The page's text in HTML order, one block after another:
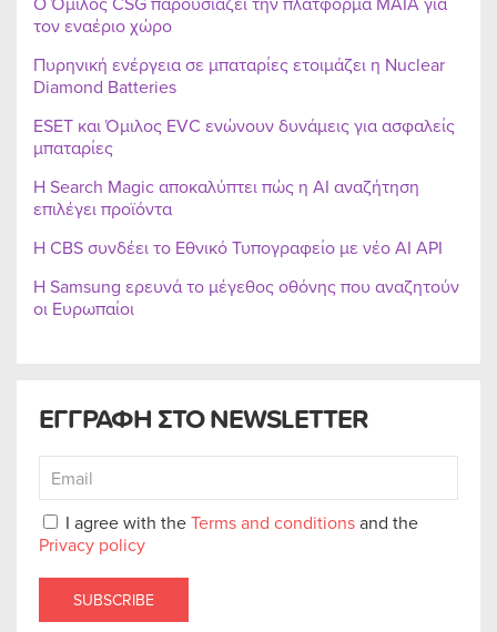
ΕΓΓΡΑΦΗ ΣΤΟ NEWSLETTER
I agree with theTerms and conditionsand the
Privacy policy
SUBSCRIBE
τον εναέριο χώρο
Πυρηνική ενέργεια σε μπαταρίες ετοιμάζει η Nuclear
Diamond Batteries
ESET και Όμιλος EVC ενώνουν δυνάμεις για ασφαλείς
μπαταρίες
Η Search Magic αποκαλύπτει πώς η AI αναζήτηση
επιλέγει προϊόντα
Η CBS συνδέει το Εθνικό Τυπογραφείο με νέο AI API
Η Samsung ερευνά το μέγεθος οθόνης που αναζητούν
οι Ευρωπαίοι